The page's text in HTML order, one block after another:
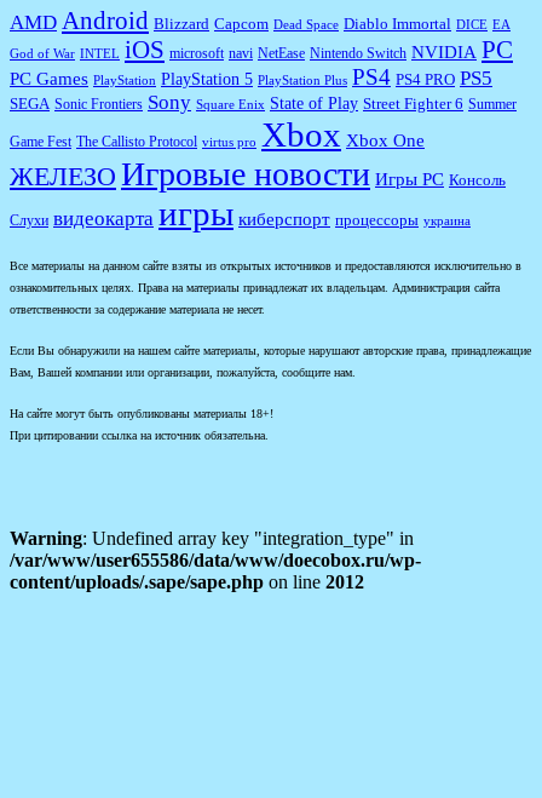
AMD Android Blizzard Capcom Dead Space Diablo Immortal DICE EA
God of War INTEL iOS microsoft navi NetEase Nintendo Switch NVIDIA PC
PC Games PlayStation PlayStation 5 PlayStation Plus PS4 PS4 PRO PS5
SEGA Sonic Frontiers Sony Square Enix State of Play Street Fighter 6 Summer
Game Fest The Callisto Protocol virtus pro Xbox Xbox One
ЖЕЛЕЗО Игровые новости Игры PC Консоль
Слухи видеокарта игры киберспорт процессоры украина
Все материалы на данном сайте взяты из открытых источников и предоставляются исключительно в
ознакомительных целях. Права на материалы принадлежат их владельцам. Администрация сайта
ответственности за содержание материала не несет.
Если Вы обнаружили на нашем сайте материалы, которые нарушают авторские права, принадлежащие
Вам, Вашей компании или организации, пожалуйста, сообщите нам.
На сайте могут быть опубликованы материалы 18+!
При цитировании ссылка на источник обязательна.
Warning: Undefined array key "integration_type" in
/var/www/user655586/data/www/doecobox.ru/wp-
content/uploads/.sape/sape.php on line 2012